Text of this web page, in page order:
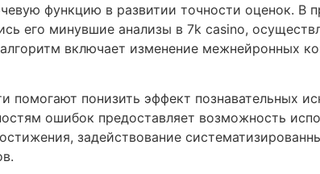
функцию в развитии точности оценок. В
его минувшие анализы в 7k casino,
включает изменение межнейронных
помогают понизить эффект познавательных
ошибок предоставляет возможность
задействование